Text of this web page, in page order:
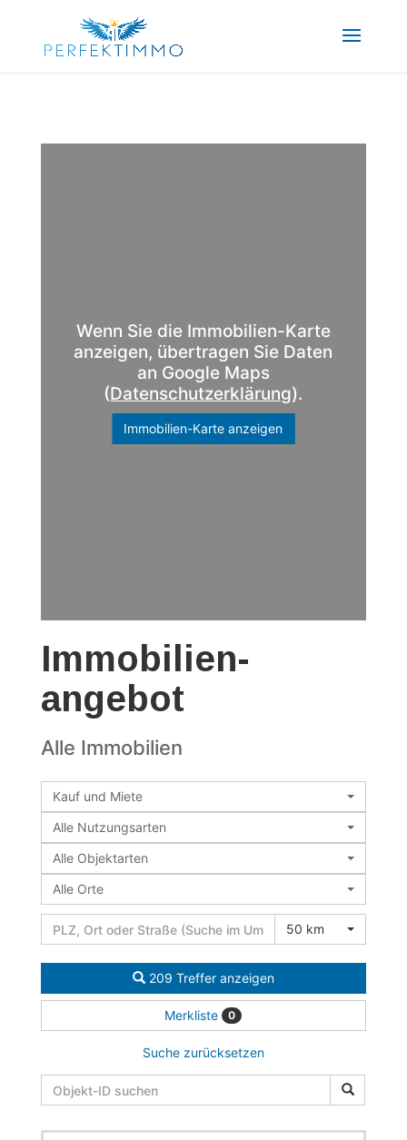
Wenn Sie die Immobilien-Karte
anzeigen, übertragen Sie Daten
an Google Maps
(Datenschutzerklärung).
Immobilien-Karte anzeigen
Immobilien­
angebot
Alle Immobilien
Kauf und Miete
Alle Nutzungsarten
Alle Objektarten
Alle Orte
50 km
209 Treffer anzeigen
Merkliste 0
Suche zurücksetzen